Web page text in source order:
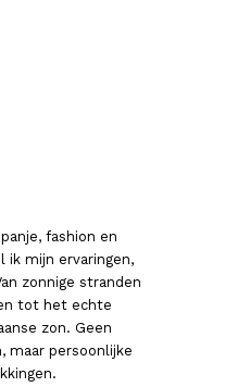
fashion en
ik mijn ervaringen,
zonnige stranden
tot het echte
zon. Geen
maar persoonlijke